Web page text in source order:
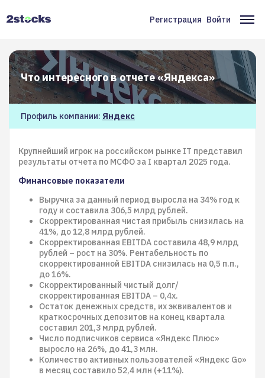
Меню
учётной
записи
пользователя
Регистрация Войти
Что интересного в отчете «Яндекса»
Профиль компании: Яндекс
Крупнейший игрок на российском рынке IT представил
результаты отчета по МСФО за I квартал 2025 года.
Финансовые показатели
Выручка за данный период выросла на 34% год к
году и составила 306,5 млрд рублей.
Скорректированная чистая прибыль снизилась на
41%, до 12,8 млрд рублей.
Скорректированная EBITDA составила 48,9 млрд
рублей – рост на 30%. Рентабельность по
скорректированной EBITDA снизилась на 0,5 п.п.,
до 16%.
Скорректированный чистый долг/
скорректированная EBITDA – 0,4х.
Остаток денежных средств, их эквивалентов и
краткосрочных депозитов на конец квартала
составил 201,3 млрд рублей.
Число подписчиков сервиса «Яндекс Плюс»
выросло на 26%, до 41,3 млн.
Количество активных пользователей «Яндекс Go»
в месяц составило 52,4 млн (+11%).